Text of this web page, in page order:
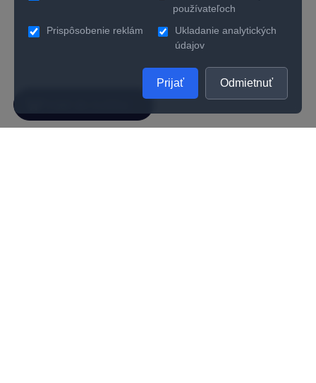
používateľoch
Prispôsobenie reklám
Ukladanie analytických
údajov
Prijať Odmietnuť